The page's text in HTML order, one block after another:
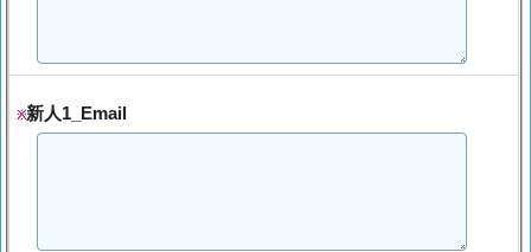
※新人1_Email